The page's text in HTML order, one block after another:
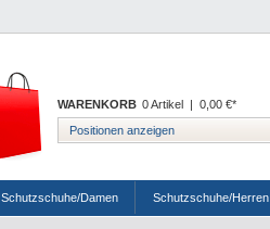
WARENKORB 0 Artikel | 0,00 €*
Positionen anzeigen
Schutzschuhe/Damen Schutzschuhe/Herren